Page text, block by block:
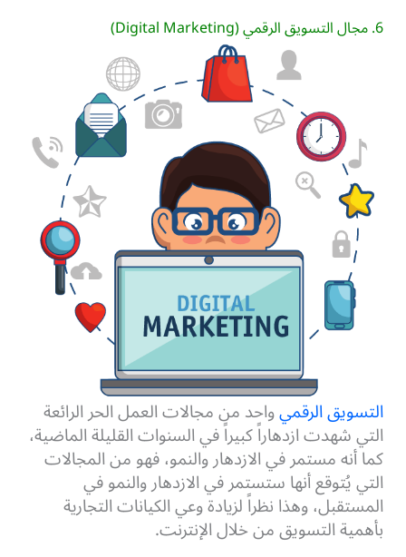
6. مجال التسويق الرقمي (Digital Marketing)
التسويق الرقميواحد من مجالات العمل الحر الرائعة
التي شهدت ازدهاراً كبيراً في السنوات القليلة الماضية،
كما أنه مستمر في الازدهار والنمو، فهو من المجالات
التي يُتوقع أنها ستستمر في الازدهار والنمو في
المستقبل، وهذا نظراً لزيادة وعي الكيانات التجارية
بأهمية التسويق من خلال الإنترنت.